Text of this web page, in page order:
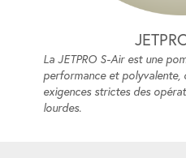
La JETPRO S-Air est une
performance et polyvalente,
exigences strictes des
lourdes.